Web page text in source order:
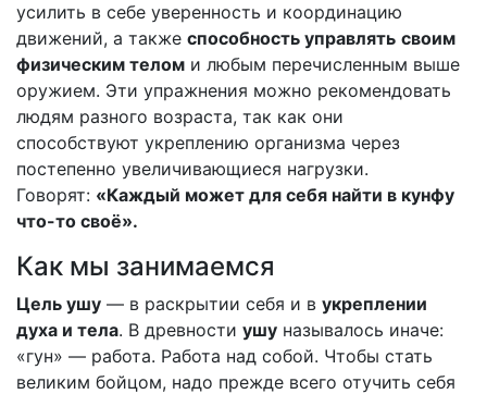
усилить в себе уверенность и координацию
движений, а также способность управлять своим
физическим телом и любым перечисленным выше
оружием. Эти упражнения можно рекомендовать
людям разного возраста, так как они
способствуют укреплению организма через
постепенно увеличивающиеся нагрузки.
Говорят: «Каждый может для себя найти в кунфу
что-то своё».
Как мы занимаемся
Цель ушу — в раскрытии себя и в укреплении
духа и тела. В древности ушу называлось иначе:
«гун» — работа. Работа над собой. Чтобы стать
великим бойцом, надо прежде всего отучить себя